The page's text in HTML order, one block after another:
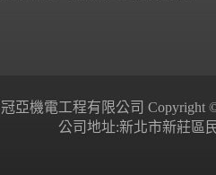
冠亞機電工程有限公司 Copyright ©
公司地址:新北市新莊區